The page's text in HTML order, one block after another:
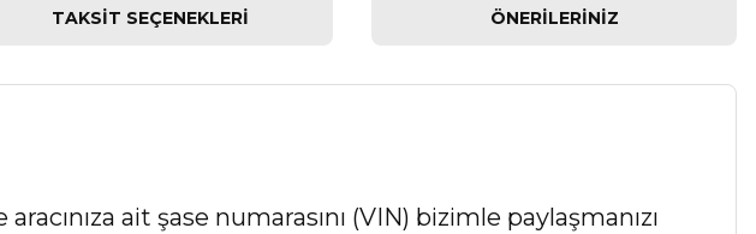
TAKSIT SEÇENEKLERI ÖNERILERINIZ
ait şase numarasını (VIN) bizimle paylaşmanızı